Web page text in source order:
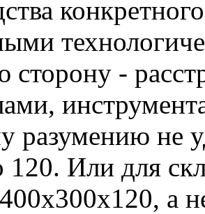
сторону -
разумению не
120. Или для
а